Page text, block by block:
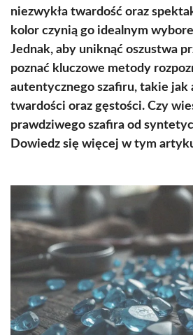
niezwykła twardość oraz
kolor czynią go idealnym
Jednak, aby uniknąć oszustwa
poznać kluczowe metody
autentycznego szafiru, takie jak
twardości oraz gęstości. Czy
prawdziwego szafira od
Dowiedz się więcej w tym